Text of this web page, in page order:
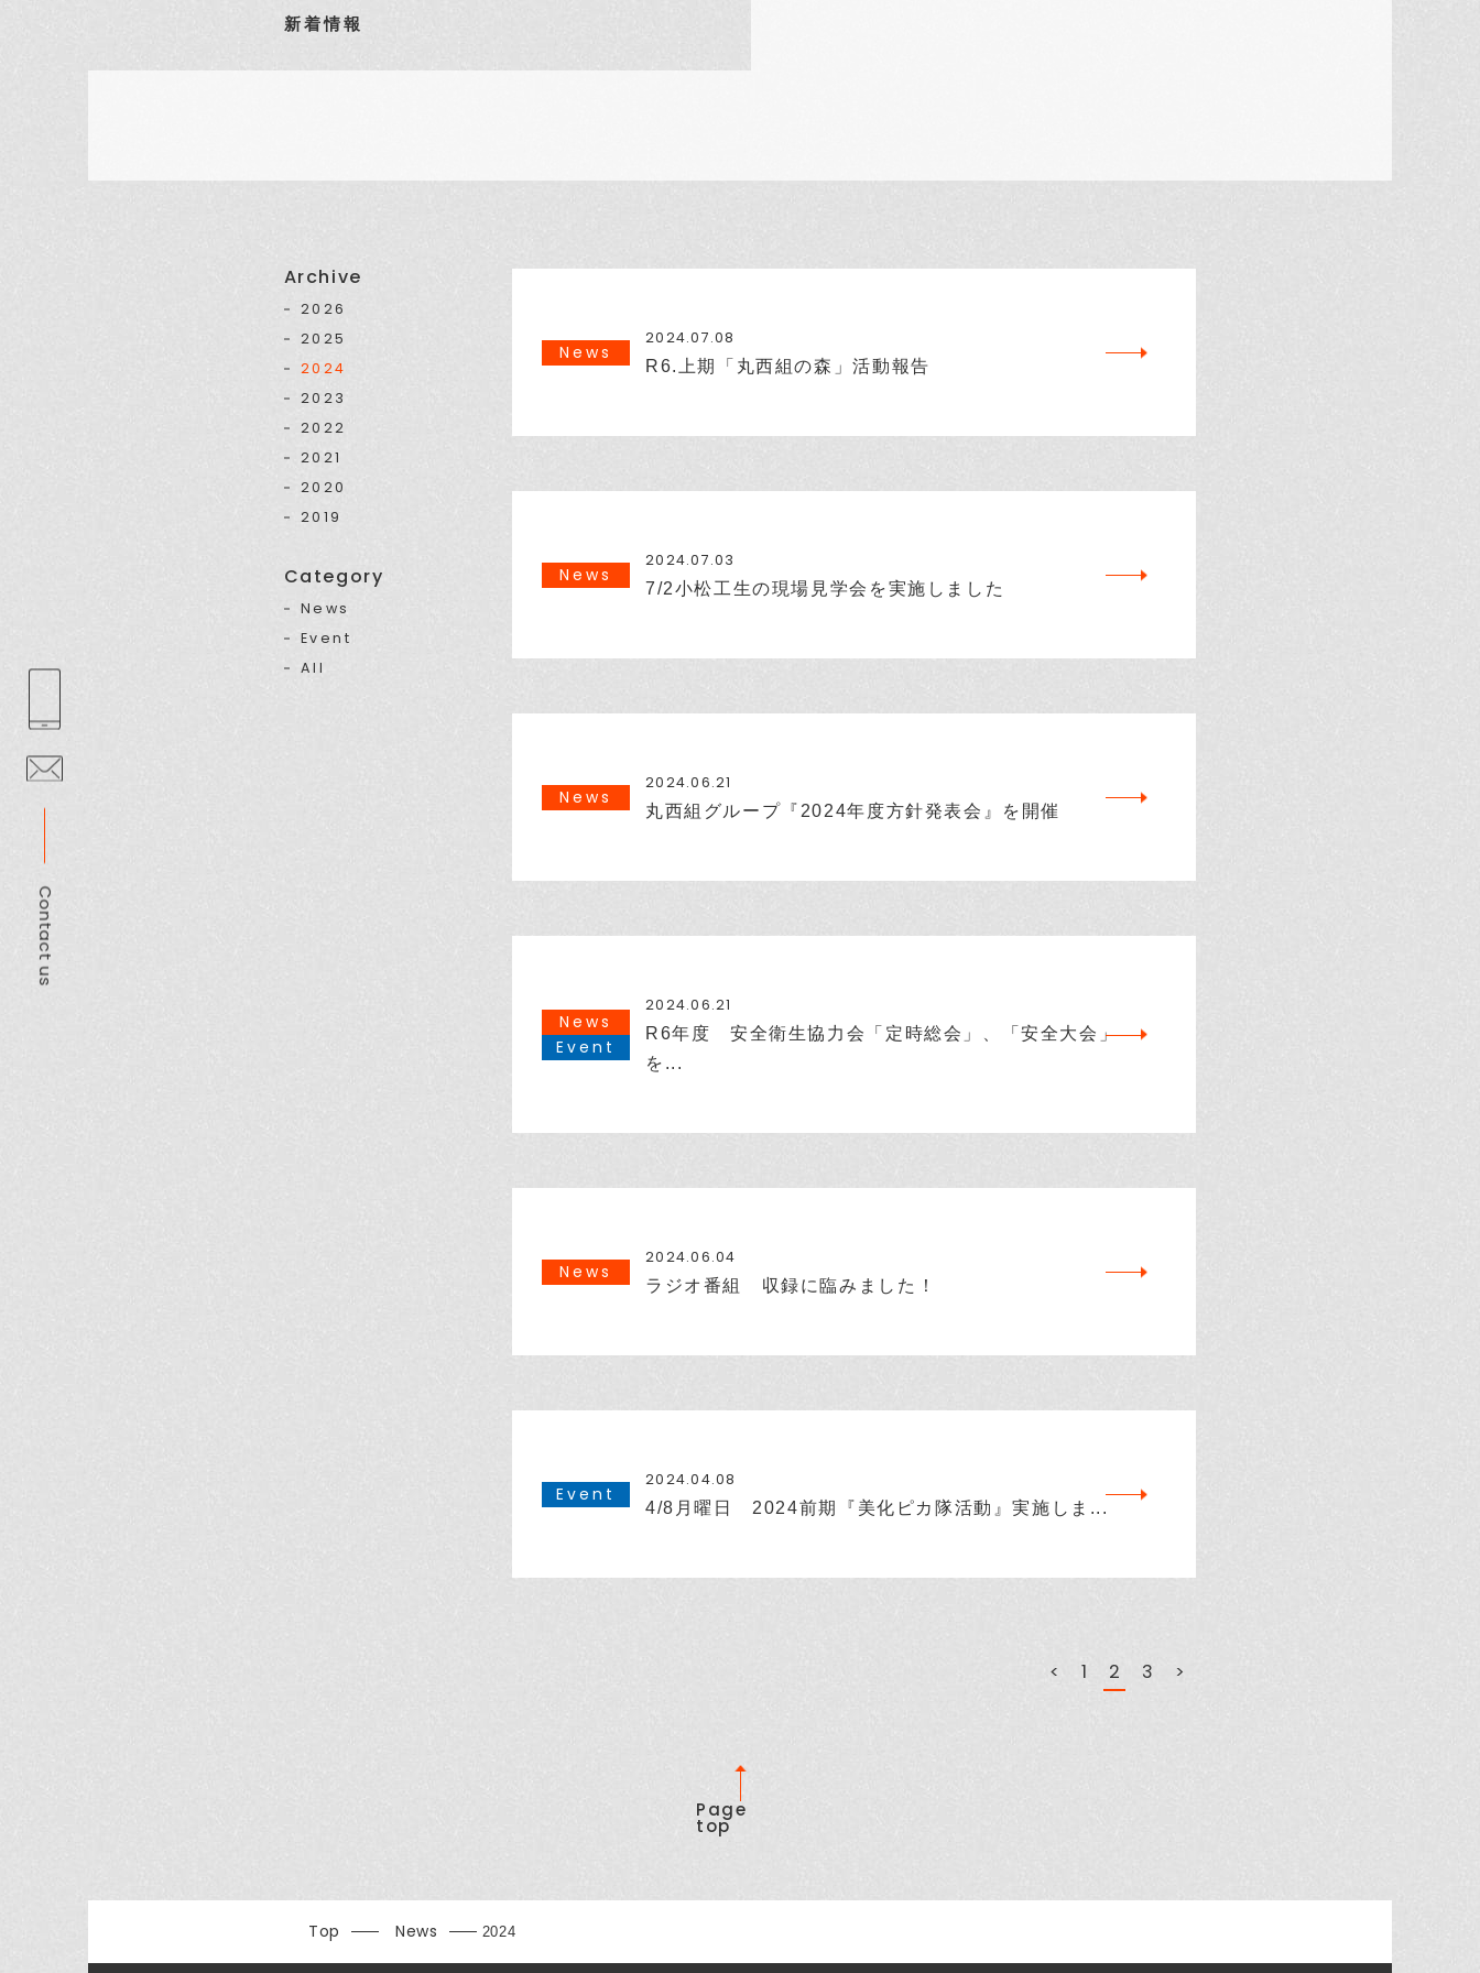
Contact us
新着情報
Archive
2026
2025
2024
2023
2022
2021
2020
2019
Category
News
Event
All
News
2024.07.08
R6.上期「丸西組の森」活動報告
News
2024.07.03
7/2小松工生の現場見学会を実施しました
News
2024.06.21
丸西組グループ『2024年度方針発表会』を開催
News
Event
2024.06.21
R6年度 安全衛生協力会「定時総会」、「安全大会」
を...
News
2024.06.04
ラジオ番組 収録に臨みました！
Event
2024.04.08
4/8月曜日 2024前期『美化ピカ隊活動』実施しま...
< 1 2 3 >
Page
top
Top News 2024